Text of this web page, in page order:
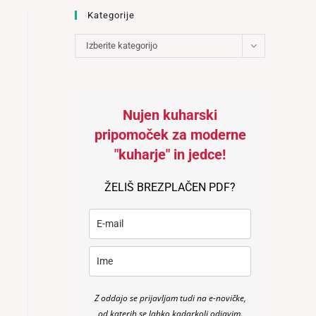
Kategorije
Kategorije
Izberite kategorijo
Nujen kuharski
pripomoček za moderne
"kuharje" in jedce!
ŽELIŠ BREZPLAČEN PDF?
Z oddajo se prijavljam tudi na e-novičke,
od katerih se lahko kadarkoli odjavim.